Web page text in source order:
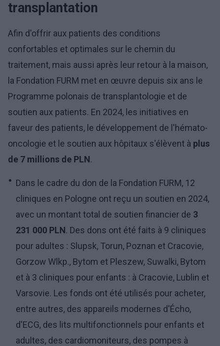
transplantation
Afin d'offrir aux patients des conditions
confortables et optimales sur le chemin du
traitement, mais aussi après leur retour à la maison,
la Fondation FURM met en œuvre depuis six ans le
Programme polonais de transplantologie et de
soutien aux patients. En 2024, les initiatives en
faveur des patients, le développement de l'hémato-
oncologie et le soutien aux hôpitaux s'élèvent à plus
de 7 millions de PLN.
Dans le cadre du don de la Fondation FURM, 12
cliniques en Pologne ont reçu un soutien en 2024,
avec un montant total de soutien financier de 3
231 000 PLN. Des dons ont été faits à 9 cliniques
pour adultes : Slupsk, Torun, Poznan et Cracovie,
Gorzow Wlkp., Bytom et Pleszew, Suwalki, Bytom
et à 3 cliniques pour enfants : à Cracovie, Lublin et
Varsovie. Les fonds ont été utilisés pour acheter,
entre autres, des appareils modernes d'Écho,
d'ECG, des lits multifonctionnels pour enfants et
adultes, des cardiomoniteurs, des pompes à